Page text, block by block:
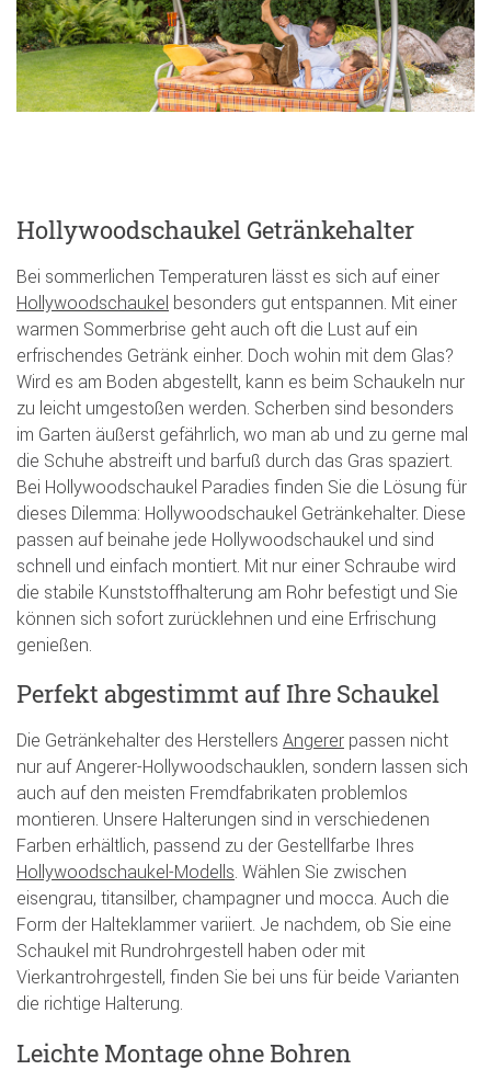
Hollywoodschaukel Getränkehalter
Bei sommerlichen Temperaturen lässt es sich auf einer
Hollywoodschaukel besonders gut entspannen. Mit einer
warmen Sommerbrise geht auch oft die Lust auf ein
erfrischendes Getränk einher. Doch wohin mit dem Glas?
Wird es am Boden abgestellt, kann es beim Schaukeln nur
zu leicht umgestoßen werden. Scherben sind besonders
im Garten äußerst gefährlich, wo man ab und zu gerne mal
die Schuhe abstreift und barfuß durch das Gras spaziert.
Bei Hollywoodschaukel Paradies finden Sie die Lösung für
dieses Dilemma: Hollywoodschaukel Getränkehalter. Diese
passen auf beinahe jede Hollywoodschaukel und sind
schnell und einfach montiert. Mit nur einer Schraube wird
die stabile Kunststoffhalterung am Rohr befestigt und Sie
können sich sofort zurücklehnen und eine Erfrischung
genießen.
Perfekt abgestimmt auf Ihre Schaukel
Die Getränkehalter des Herstellers Angerer passen nicht
nur auf Angerer-Hollywoodschauklen, sondern lassen sich
auch auf den meisten Fremdfabrikaten problemlos
montieren. Unsere Halterungen sind in verschiedenen
Farben erhältlich, passend zu der Gestellfarbe Ihres
Hollywoodschaukel-Modells. Wählen Sie zwischen
eisengrau, titansilber, champagner und mocca. Auch die
Form der Halteklammer variiert. Je nachdem, ob Sie eine
Schaukel mit Rundrohrgestell haben oder mit
Vierkantrohrgestell, finden Sie bei uns für beide Varianten
die richtige Halterung.
Leichte Montage ohne Bohren